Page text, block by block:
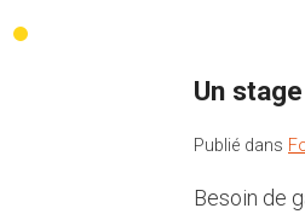
Un
Publié dans
Besoin de